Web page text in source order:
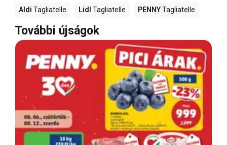
Aldi Tagliatelle Lidl Tagliatelle PENNYTagliatelle
További újságok